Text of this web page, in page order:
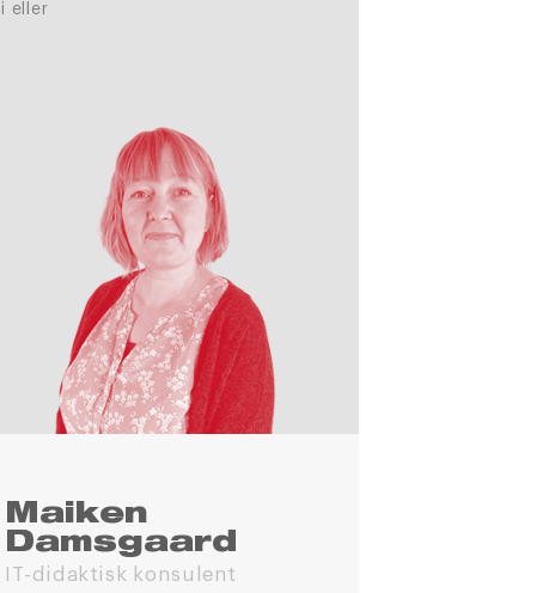
eller
Maiken
Damsgaard
IT-didaktisk konsulent